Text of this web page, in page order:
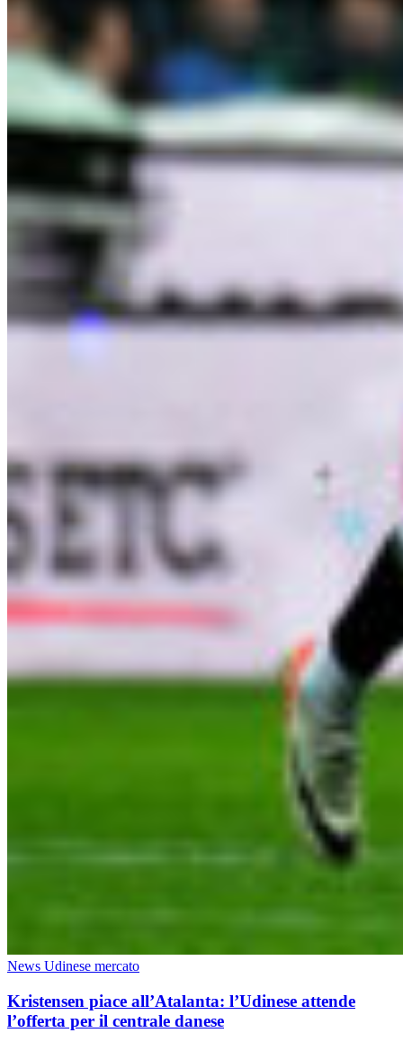
News Udinese mercato
Kristensen piace all’Atalanta: l’Udinese attende
l’offerta per il centrale danese